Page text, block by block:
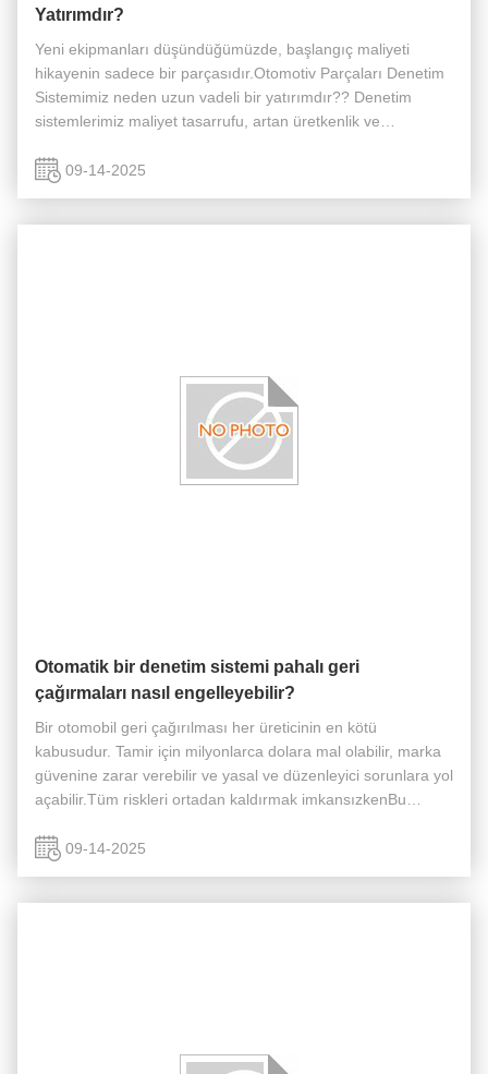
Yatırımdır?
Yeni ekipmanları düşündüğümüzde, başlangıç maliyeti
hikayenin sadece bir parçasıdır.Otomotiv Parçaları Denetim
Sistemimiz neden uzun vadeli bir yatırımdır?? Denetim
sistemlerimiz maliyet tasarrufu, artan üretkenlik ve
sunmak için tasarlanmıştır...
09-14-2025
Otomatik bir denetim sistemi pahalı geri
çağırmaları nasıl engelleyebilir?
Bir otomobil geri çağırılması her üreticinin en kötü
kabusudur. Tamir için milyonlarca dolara mal olabilir, marka
güvenine zarar verebilir ve yasal ve düzenleyici sorunlara yol
açabilir.Tüm riskleri ortadan kaldırmak imkansızkenBu
çağırmaların ...
09-14-2025